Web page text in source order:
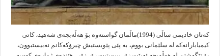
کەتان خادیمی ساڵی (1994)ماڵمان گواسته‌وه‌ بۆ هه‌ڵه‌بجه‌ی شه‌هید، كاتی
كیمیابارانه‌كه‌ له‌ سلێمانی بووم، به‌ پێی پێویستیش چیرۆكه‌كانم نه‌بیستبوون،